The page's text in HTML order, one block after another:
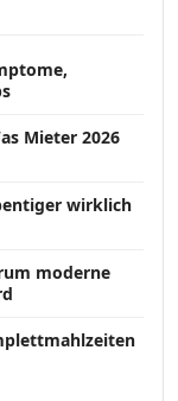
Mieter 2026
wirklich
moderne